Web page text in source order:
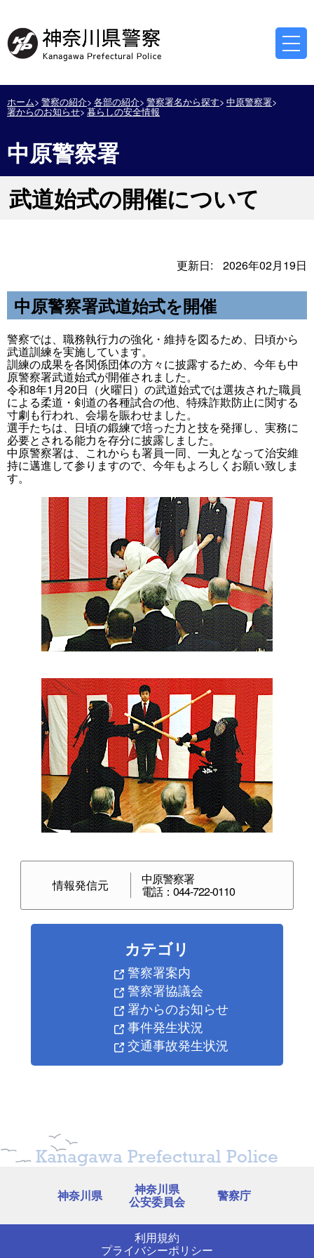
ホーム 警察の紹介 各部の紹介 警察署名から探す 中原警察署
署からのお知らせ 暮らしの安全情報
中原警察署
武道始式の開催について
更新日: 2026年02月19日
中原警察署武道始式を開催
警察では、職務執行力の強化・維持を図るため、日頃から
武道訓練を実施しています。
訓練の成果を各関係団体の方々に披露するため、今年も中
原警察署武道始式が開催されました。
令和8年1月20日（火曜日）の武道始式では選抜された職員
による柔道・剣道の各種試合の他、特殊詐欺防止に関する
寸劇も行われ、会場を賑わせました。
選手たちは、日頃の鍛練で培った力と技を発揮し、実務に
必要とされる能力を存分に披露しました。
中原警察署は、これからも署員一同、一丸となって治安維
持に邁進して参りますので、今年もよろしくお願い致しま
す。
情報発信元 中原警察署
電話：044-722-0110
カテゴリ
警察署案内
警察署協議会
署からのお知らせ
事件発生状況
交通事故発生状況
Kanagawa Prefectural Police
神奈川県 神奈川県
公安委員会 警察庁
利用規約
プライバシーポリシー